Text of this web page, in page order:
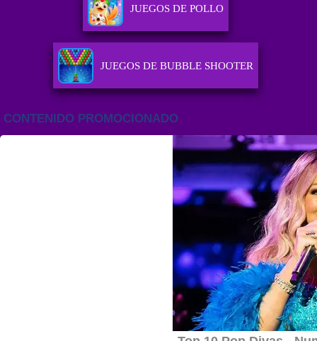
JUEGOS DE POLLO
JUEGOS DE BUBBLE SHOOTER